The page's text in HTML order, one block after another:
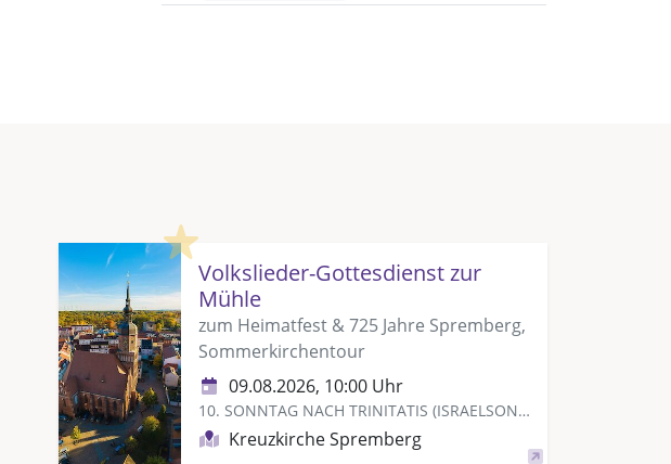
Highlight
Volkslieder-Gottesdienst zur
Mühle
zum Heimatfest & 725 Jahre Spremberg,
Sommerkirchentour
09.08.2026, 10:00 Uhr
10. SONNTAG NACH TRINITATIS (ISRAELSONNTAG)
Kreuzkirche Spremberg